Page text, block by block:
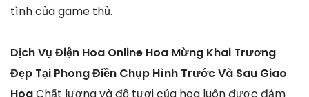
tình của game thủ.
Dịch Vụ Điện Hoa Online Hoa Mừng Khai Trương
Đẹp Tại Phong Điền Chụp Hình Trước Và Sau Giao